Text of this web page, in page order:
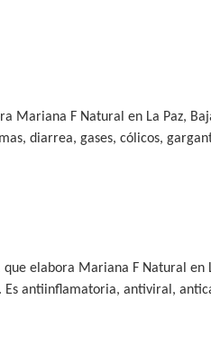
Mariana F Natural en La Paz,
diarrea, gases, cólicos,
elabora Mariana F Natural en
antiinflamatoria, antiviral,